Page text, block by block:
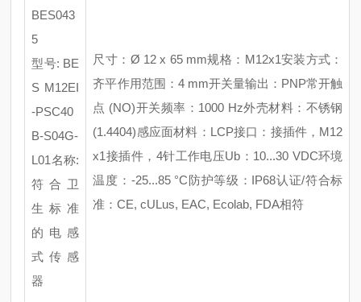
BES043
5
型号: BE
S M12EI
-PSC40
B-S04G-
L01名称:
符合卫
生标准
的电感
式传感
器
尺寸： Ø 12 x 65 mm规格： M12x1安装方式：
齐平作用范围： 4 mm开关量输出： PNP常开触
点 (NO)开关频率： 1000 Hz外壳材料：不锈钢
(1.4404)感应面材料： LCP接口：接插件， M12
x1接插件，4针工作电压Ub：10...30 VDC环境
温度： -25...85 °C防护等级： IP68认证/符合标
准：CE, cULus, EAC, Ecolab, FDA相符